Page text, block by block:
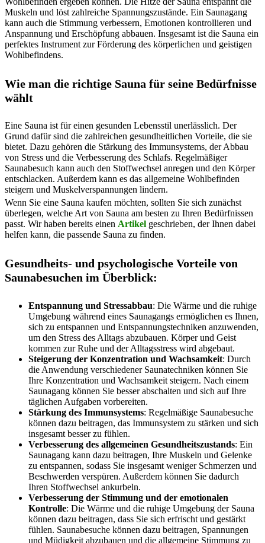
Muskeln und löst zahlreiche Spannungszustände. Ein Saunagang
kann auch die Stimmung verbessern, Emotionen kontrollieren und
Anspannung und Erschöpfung abbauen. Insgesamt ist die Sauna ein
perfektes Instrument zur Förderung des körperlichen und geistigen
Wohlbefindens.
Wie man die richtige Sauna für seine Bedürfnisse
wählt
Eine Sauna ist für einen gesunden Lebensstil unerlässlich. Der
Grund dafür sind die zahlreichen gesundheitlichen Vorteile, die sie
bietet. Dazu gehören die Stärkung des Immunsystems, der Abbau
von Stress und die Verbesserung des Schlafs. Regelmäßiger
Saunabesuch kann auch den Stoffwechsel anregen und den Körper
entschlacken. Außerdem kann es das allgemeine Wohlbefinden
steigern und Muskelverspannungen lindern.
Wenn Sie eine Sauna kaufen möchten, sollten Sie sich zunächst
überlegen, welche Art von Sauna am besten zu Ihren Bedürfnissen
passt. Wir haben bereits einen Artikel geschrieben, der Ihnen dabei
helfen kann, die passende Sauna zu finden.
Gesundheits- und psychologische Vorteile von
Saunabesuchen im Überblick:
Entspannung und Stressabbau: Die Wärme und die ruhige
Umgebung während eines Saunagangs ermöglichen es Ihnen,
sich zu entspannen und Entspannungstechniken anzuwenden,
um den Stress des Alltags abzubauen. Körper und Geist
kommen zur Ruhe und der Alltagsstress wird abgebaut.
Steigerung der Konzentration und Wachsamkeit: Durch
die Anwendung verschiedener Saunatechniken können Sie
Ihre Konzentration und Wachsamkeit steigern. Nach einem
Saunagang können Sie besser abschalten und sich auf Ihre
täglichen Aufgaben vorbereiten.
Stärkung des Immunsystems: Regelmäßige Saunabesuche
können dazu beitragen, das Immunsystem zu stärken und sich
insgesamt besser zu fühlen.
Verbesserung des allgemeinen Gesundheitszustands: Ein
Saunagang kann dazu beitragen, Ihre Muskeln und Gelenke
zu entspannen, sodass Sie insgesamt weniger Schmerzen und
Beschwerden verspüren. Außerdem können Sie dadurch
Ihren Stoffwechsel ankurbeln.
Verbesserung der Stimmung und der emotionalen
Kontrolle: Die Wärme und die ruhige Umgebung der Sauna
können dazu beitragen, dass Sie sich erfrischt und gestärkt
fühlen. Saunabesuche können dazu beitragen, Spannungen
und Müdigkeit abzubauen und die allgemeine Stimmung zu